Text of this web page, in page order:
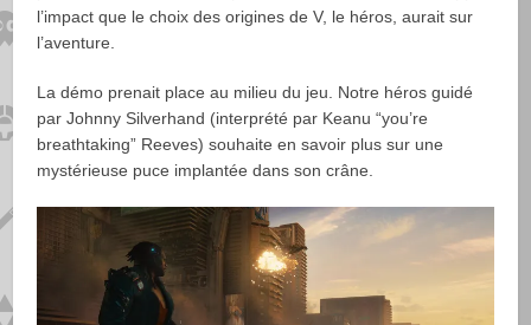
l’impact que le choix des origines de V, le héros, aurait sur
l’aventure.
La démo prenait place au milieu du jeu. Notre héros guidé
par Johnny Silverhand (interprété par Keanu “you’re
breathtaking” Reeves) souhaite en savoir plus sur une
mystérieuse puce implantée dans son crâne.